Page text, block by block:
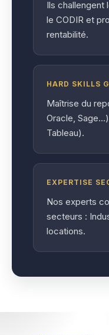
Ils challengent
le CODIR et
rentabilité.
HARD SKILLS
Maîtrise du
Oracle,
Tableau).
EXPERTISE
Nos experts
secteurs :
locations.